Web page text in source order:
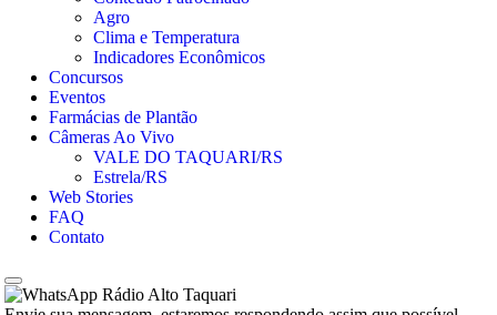
Agro
Clima e Temperatura
Indicadores Econômicos
Concursos
Eventos
Farmácias de Plantão
Câmeras Ao Vivo
VALE DO TAQUARI/RS
Estrela/RS
Web Stories
FAQ
Contato
Rádio Alto Taquari